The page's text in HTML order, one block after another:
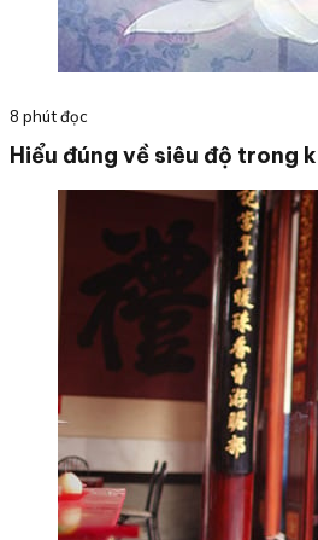
8 phút đọc
Hiểu đúng về siêu độ trong